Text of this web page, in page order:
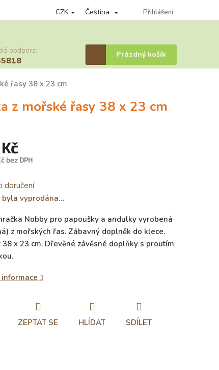
ochrany osobních údajů Věrnostní program Provizní systém
CZK Čeština Přihlášení
podpora:
Nákupní
košík
Prázdný košík
řasy 38 x 23 cm
z mořské řasy 38 x 23 cm
bez DPH
doručení
byla vyprodána…
Nobby pro papoušky a andulky vyrobená
z mořských řas. Zábavný doplněk do klece.
x 23 cm. Dřevěné závěsné doplňky s proutím
ZEPTAT SE HLÍDAT SDÍLET